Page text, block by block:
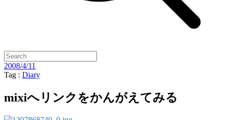
2008/4/11
Tag : Diary
mixiへリンクをかんがえてみる